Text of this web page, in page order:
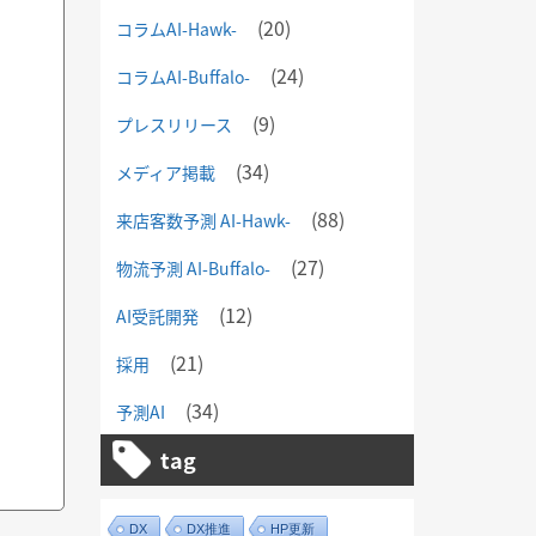
コラムAI-Hawk- (20)
コラムAI-Buffalo- (24)
プレスリリース (9)
メディア掲載 (34)
来店客数予測 AI-Hawk- (88)
物流予測 AI-Buffalo- (27)
AI受託開発 (12)
採用 (21)
予測AI (34)
tag
DX DX推進 HP更新